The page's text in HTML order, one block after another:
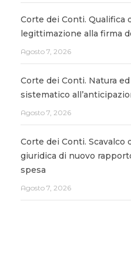
Corte dei Conti. Qualifica
legittimazione alla firma
Agosto 7, 2026
Corte dei Conti. Natura
sistematico
Agosto 7, 2026
Corte dei Conti. Scavalco
giuridica di nuovo
spesa
Agosto 7, 2026